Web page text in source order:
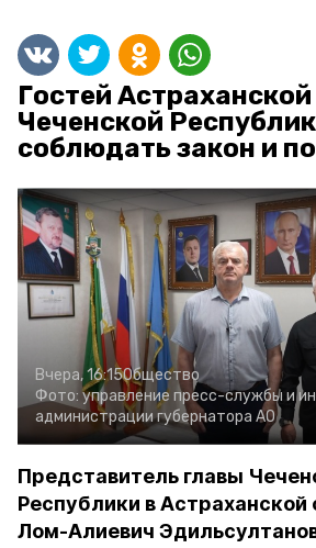
Гостей
Чеченской
соблюдать закон и
Вчера, 16:15Общество
Фото: управление пресс-службы и
администрации губернатора АО
Представитель главы
Республики в Астраханской
Лом-Алиевич